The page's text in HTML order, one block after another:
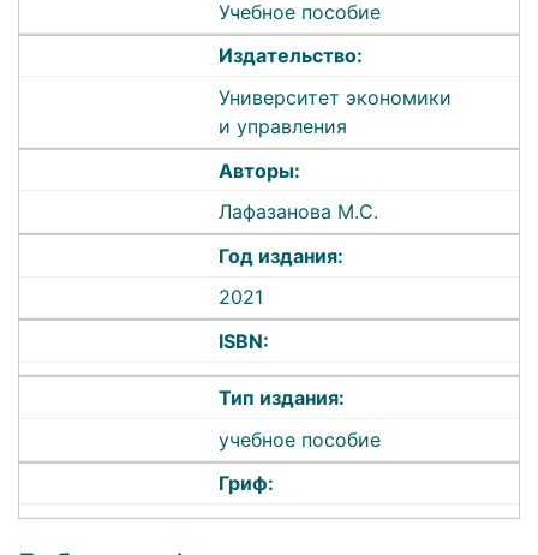
Учебное пособие
Издательство:
Университет экономики
и управления
Авторы:
Лафазанова М.С.
Год издания:
2021
ISBN:
Тип издания:
учебное пособие
Гриф: